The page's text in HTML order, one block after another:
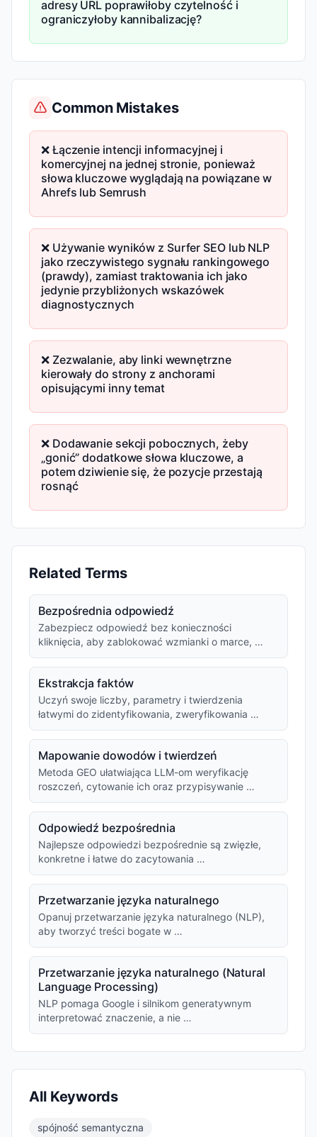
adresy URL poprawiłoby czytelność i
ograniczyłoby kannibalizację?
Common Mistakes
❌ Łączenie intencji informacyjnej i
komercyjnej na jednej stronie, ponieważ
słowa kluczowe wyglądają na powiązane w
Ahrefs lub Semrush
❌ Używanie wyników z Surfer SEO lub NLP
jako rzeczywistego sygnału rankingowego
(prawdy), zamiast traktowania ich jako
jedynie przybliżonych wskazówek
diagnostycznych
❌ Zezwalanie, aby linki wewnętrzne
kierowały do strony z anchorami
opisującymi inny temat
❌ Dodawanie sekcji pobocznych, żeby
„gonić” dodatkowe słowa kluczowe, a
potem dziwienie się, że pozycje przestają
rosnąć
Related Terms
Bezpośrednia odpowiedź
Zabezpiecz odpowiedź bez konieczności
kliknięcia, aby zablokować wzmianki o marce, …
Ekstrakcja faktów
Uczyń swoje liczby, parametry i twierdzenia
łatwymi do zidentyfikowania, zweryfikowania …
Mapowanie dowodów i twierdzeń
Metoda GEO ułatwiająca LLM-om weryfikację
roszczeń, cytowanie ich oraz przypisywanie …
Odpowiedź bezpośrednia
Najlepsze odpowiedzi bezpośrednie są zwięzłe,
konkretne i łatwe do zacytowania …
Przetwarzanie języka naturalnego
Opanuj przetwarzanie języka naturalnego (NLP),
aby tworzyć treści bogate w …
Przetwarzanie języka naturalnego (Natural
Language Processing)
NLP pomaga Google i silnikom generatywnym
interpretować znaczenie, a nie …
All Keywords
spójność semantyczna